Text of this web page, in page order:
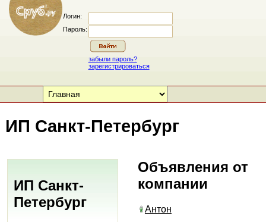
Логин:
Пароль:
забыли пароль?
зарегистрироваться
ИП Санкт-Петербург
ИП Санкт-
Петербург
Объявления от
компании
Антон